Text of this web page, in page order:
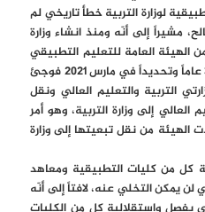
لوزارة التربية خطأ تاريخي لم
مشيراً إلى أنّه ومنذ انشاء وزارة
ضمّت كل من الهيئة العامة للتعليم التطبيقي
والتدريب وجامعة الكويت وبعد 33 عاماً وتحديداً في مارس 2021 فوجئ
التربية والتعليم العالي ونقل
إلى وزارة التربية، وهو أمر
الهيئة من نقل تبعيتها إلى وزارة
كل من كليات التطبيقية ومعاهد
يمكن التخلي عنه، لافتاً إلى أنّه